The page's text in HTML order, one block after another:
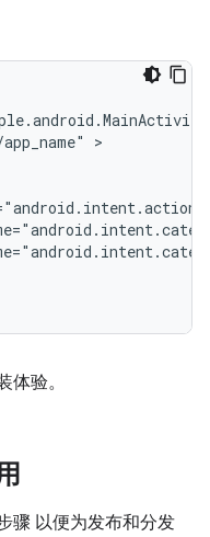
>
验。
骤 以便为发布和分发